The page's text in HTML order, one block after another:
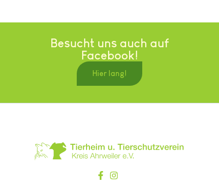
Besucht uns auch auf
Facebook!
Hier lang!